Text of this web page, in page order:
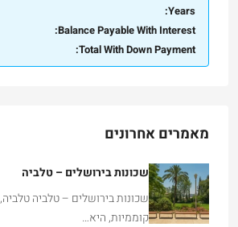
Years:
Balance Payable With Interest:
Total With Down Payment:
מאמרים אחרונים
שכונות בירושלים – טלביה
שכונות בירושלים – טלביה
קוממיות, היא…